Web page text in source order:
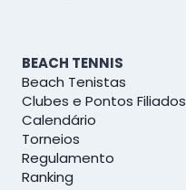
BEACH TENNIS
Beach Tenistas
Clubes e Pontos Filiados
Calendário
Torneios
Regulamento
Ranking